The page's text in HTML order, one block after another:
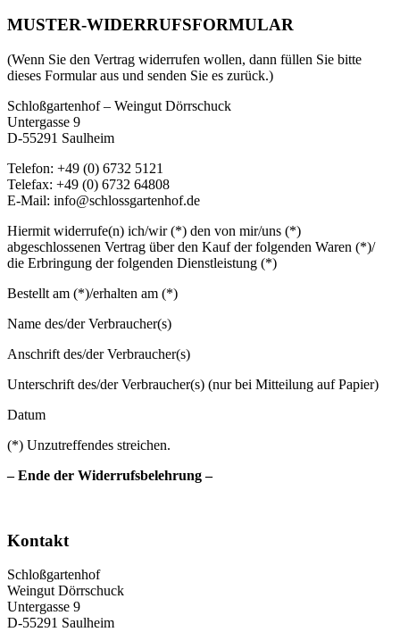
MUSTER-WIDERRUFSFORMULAR
(Wenn Sie den Vertrag widerrufen wollen, dann füllen Sie bitte
dieses Formular aus und senden Sie es zurück.)
Schloßgartenhof – Weingut Dörrschuck
Untergasse 9
D-55291 Saulheim
Telefon: +49 (0) 6732 5121
Telefax: +49 (0) 6732 64808
E-Mail: info@schlossgartenhof.de
Hiermit widerrufe(n) ich/wir (*) den von mir/uns (*)
abgeschlossenen Vertrag über den Kauf der folgenden Waren (*)/
die Erbringung der folgenden Dienstleistung (*)
Bestellt am (*)/erhalten am (*)
Name des/der Verbraucher(s)
Anschrift des/der Verbraucher(s)
Unterschrift des/der Verbraucher(s) (nur bei Mitteilung auf Papier)
Datum
(*) Unzutreffendes streichen.
– Ende der Widerrufsbelehrung –
oben
Kontakt
Schloßgartenhof
Weingut Dörrschuck
Untergasse 9
D-55291 Saulheim